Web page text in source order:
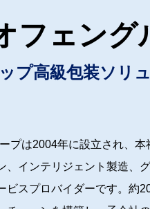
フェング
プ高級包装ソリ
プは2004年に設立され、
、インテリジェント製造、
ビスプロバイダーです。約